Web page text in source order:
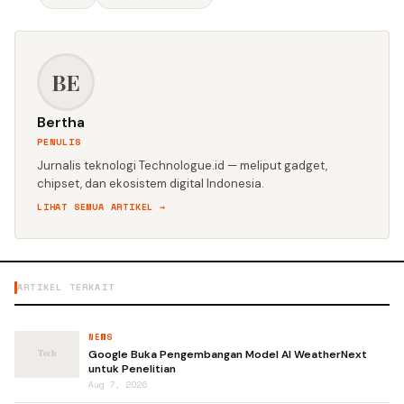
BE
Bertha
PENULIS
Jurnalis teknologi Technologue.id — meliput gadget,
chipset, dan ekosistem digital Indonesia.
LIHAT SEMUA ARTIKEL →
ARTIKEL TERKAIT
NEWS
Google Buka Pengembangan Model AI WeatherNext
untuk Penelitian
Aug 7, 2026